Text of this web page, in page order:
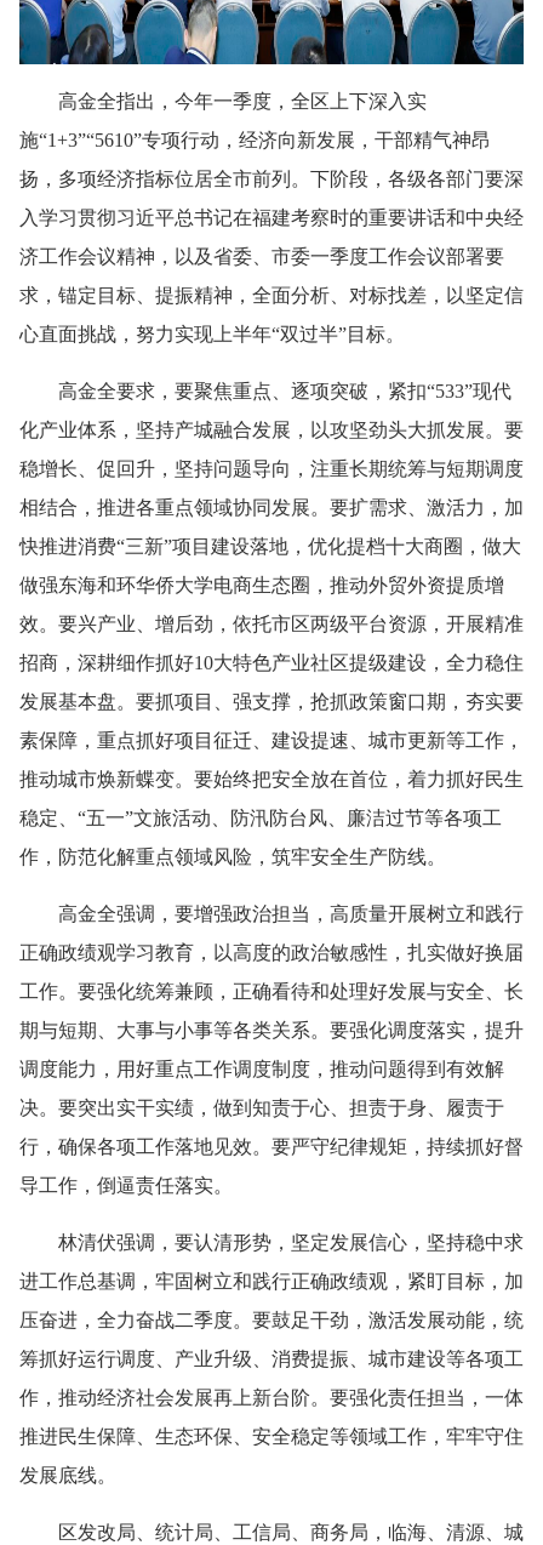
高金全指出，今年一季度，全区上下深入实
施“1+3”“5610”专项行动，经济向新发展，干部精气神昂
扬，多项经济指标位居全市前列。下阶段，各级各部门要深
入学习贯彻习近平总书记在福建考察时的重要讲话和中央经
济工作会议精神，以及省委、市委一季度工作会议部署要
求，锚定目标、提振精神，全面分析、对标找差，以坚定信
心直面挑战，努力实现上半年“双过半”目标。
高金全要求，要聚焦重点、逐项突破，紧扣“533”现代
化产业体系，坚持产城融合发展，以攻坚劲头大抓发展。要
稳增长、促回升，坚持问题导向，注重长期统筹与短期调度
相结合，推进各重点领域协同发展。要扩需求、激活力，加
快推进消费“三新”项目建设落地，优化提档十大商圈，做大
做强东海和环华侨大学电商生态圈，推动外贸外资提质增
效。要兴产业、增后劲，依托市区两级平台资源，开展精准
招商，深耕细作抓好10大特色产业社区提级建设，全力稳住
发展基本盘。要抓项目、强支撑，抢抓政策窗口期，夯实要
素保障，重点抓好项目征迁、建设提速、城市更新等工作，
推动城市焕新蝶变。要始终把安全放在首位，着力抓好民生
稳定、“五一”文旅活动、防汛防台风、廉洁过节等各项工
作，防范化解重点领域风险，筑牢安全生产防线。
高金全强调，要增强政治担当，高质量开展树立和践行
正确政绩观学习教育，以高度的政治敏感性，扎实做好换届
工作。要强化统筹兼顾，正确看待和处理好发展与安全、长
期与短期、大事与小事等各类关系。要强化调度落实，提升
调度能力，用好重点工作调度制度，推动问题得到有效解
决。要突出实干实绩，做到知责于心、担责于身、履责于
行，确保各项工作落地见效。要严守纪律规矩，持续抓好督
导工作，倒逼责任落实。
林清伏强调，要认清形势，坚定发展信心，坚持稳中求
进工作总基调，牢固树立和践行正确政绩观，紧盯目标，加
压奋进，全力奋战二季度。要鼓足干劲，激活发展动能，统
筹抓好运行调度、产业升级、消费提振、城市建设等各项工
作，推动经济社会发展再上新台阶。要强化责任担当，一体
推进民生保障、生态环保、安全稳定等领域工作，牢牢守住
发展底线。
区发改局、统计局、工信局、商务局，临海、清源、城